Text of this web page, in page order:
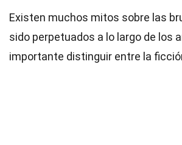
Existen muchos mitos sobre las
sido perpetuados a lo largo de los
importante distinguir entre la